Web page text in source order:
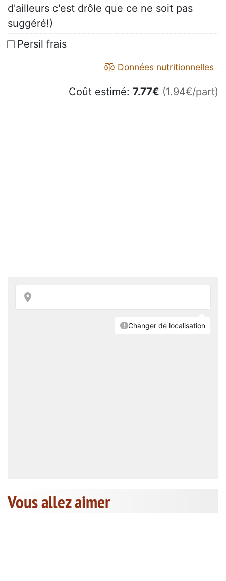
d'ailleurs c'est drôle que ce ne soit pas
suggéré!)
Persil frais
Données nutritionnelles
Coût estimé: 7.77€ (1.94€/part)
Vous allez aimer